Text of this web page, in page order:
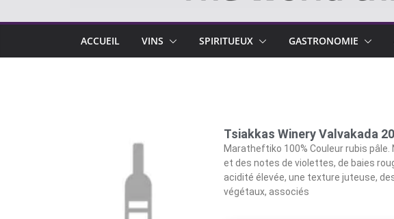
ACCUEIL VINS SPIRITUEUX GASTRONOMIE
Tsiakkas Winery Valvakada
Maratheftiko 100% Couleur rubis
et des notes de violettes, de baies
acidité élevée, une texture juteuse,
végétaux, associés